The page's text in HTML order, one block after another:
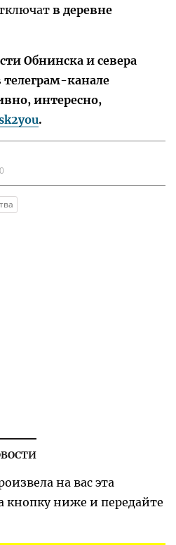
в деревне
Обнинска и севера
телеграм-канале
интересно,
.
на вас эта
кнопку ниже и передайте